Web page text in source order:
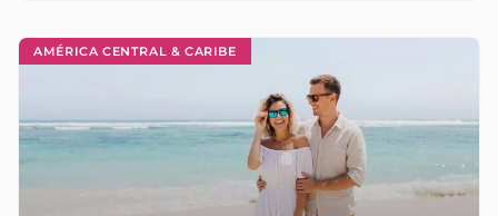
AMÉRICA CENTRAL & CARIBE